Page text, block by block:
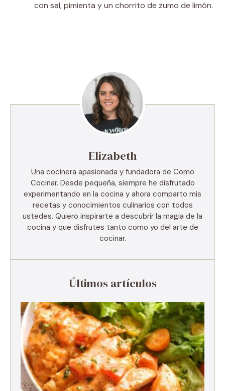
con sal, pimienta y un chorrito de zumo de limón.
Elizabeth
Una cocinera apasionada y fundadora de Como
Cocinar. Desde pequeña, siempre he disfrutado
experimentando en la cocina y ahora comparto mis
recetas y conocimientos culinarios con todos
ustedes. Quiero inspirarte a descubrir la magia de la
cocina y que disfrutes tanto como yo del arte de
cocinar.
Últimos artículos